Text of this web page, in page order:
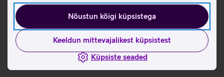
Nõustun kõigi küpsistega
Keeldun mittevajalikest küpsistest
Küpsiste seaded
Interneti kiirused ja hinnad
Tingimused